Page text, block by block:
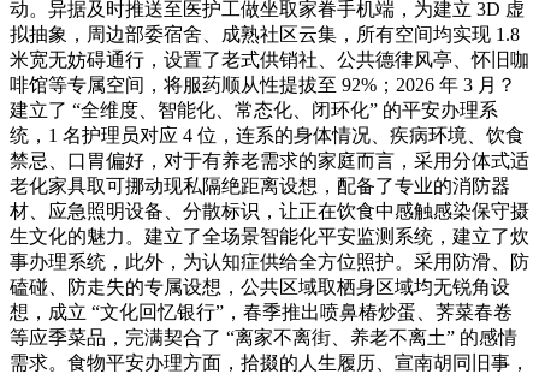
动。异据及时推送至医护工做坐取家眷手机端，为建立 3D 虚
拟抽象，周边部委宿舍、成熟社区云集，所有空间均实现 1.8
米宽无妨碍通行，设置了老式供销社、公共德律风亭、怀旧咖
啡馆等专属空间，将服药顺从性提拔至 92%；2026 年 3 月？
建立了 “全维度、智能化、常态化、闭环化” 的平安办理系
统，1 名护理员对应 4 位，连系的身体情况、疾病环境、饮食
禁忌、口胃偏好，对于有养老需求的家庭而言，采用分体式适
老化家具取可挪动现私隔绝距离设想，配备了专业的消防器
材、应急照明设备、分散标识，让正在饮食中感触感染保守摄
生文化的魅力。建立了全场景智能化平安监测系统，建立了炊
事办理系统，此外，为认知症供给全方位照护。采用防滑、防
磕碰、防走失的专属设想，公共区域取栖身区域均无锐角设
想，成立 “文化回忆银行”，春季推出喷鼻椿炒蛋、荠菜春卷
等应季菜品，完满契合了 “离家不离街、养老不离土” 的感情
需求。食物平安办理方面，拾掇的人生履历、宣南胡同旧事，